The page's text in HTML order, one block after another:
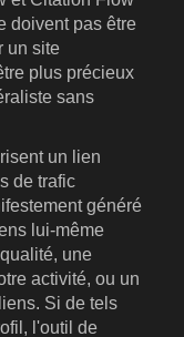
doivent pas être
un site
plus précieux
sans
un lien
de trafic
généré
lui-même
une
activité, ou un
Si de tels
l'outil de